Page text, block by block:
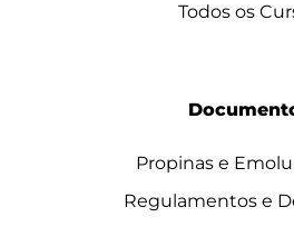
Todos os
Propinas e
Regulamentos e